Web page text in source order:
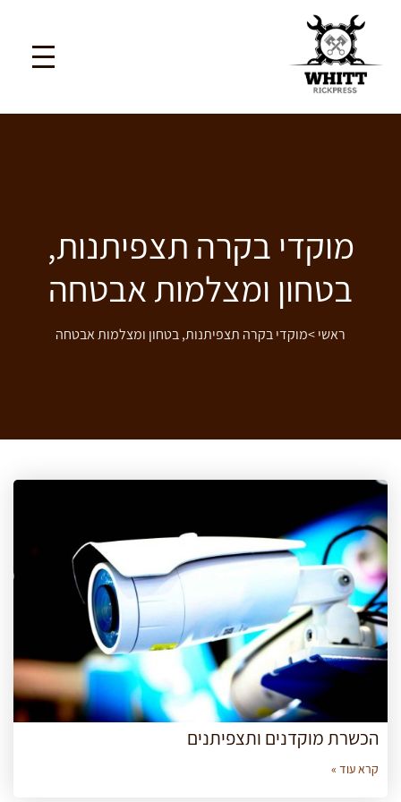
מוקדי בקרה תצפיתנות,
בטחון ומצלמות אבטחה
ראשי>מוקדי בקרה תצפיתנות, בטחון ומצלמות אבטחה
הכשרת מוקדנים ותצפיתנים
קרא עוד »